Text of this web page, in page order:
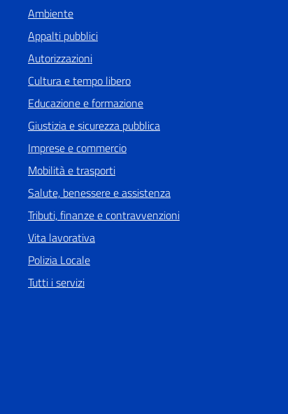
Ambiente
Appalti pubblici
Autorizzazioni
Cultura e tempo libero
Educazione e formazione
Giustizia e sicurezza pubblica
Imprese e commercio
Mobilità e trasporti
Salute, benessere e assistenza
Tributi, finanze e contravvenzioni
Vita lavorativa
Polizia Locale
Tutti i servizi